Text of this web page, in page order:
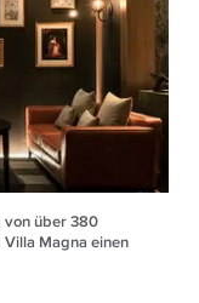
von über 380
Magna einen